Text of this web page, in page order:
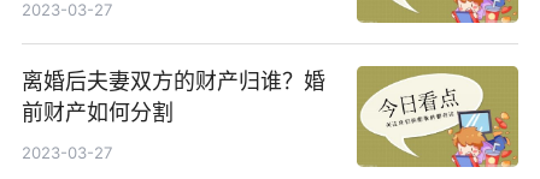
2023-03-27
离婚后夫妻双方的财产归谁？婚
前财产如何分割
2023-03-27